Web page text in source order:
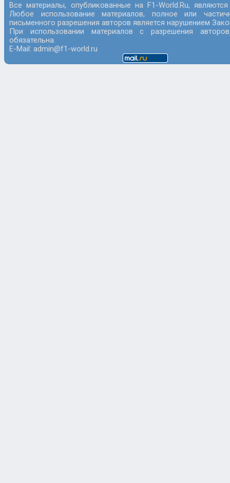
Все материалы, опубликованные на F1-World.Ru,
Любое использование материалов, полное или
письменного разрешения авторов является нарушением
При использовании материалов с разрешения
обязательна.
E-Mail: admin@f1-world.ru